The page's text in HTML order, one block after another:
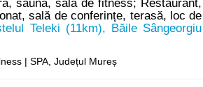
saună, sală de fitness; Restaurant,
sală de conferințe, terasă, loc de
Teleki (11km), Băile Sângeorgiu
| SPA, Județul Mureș